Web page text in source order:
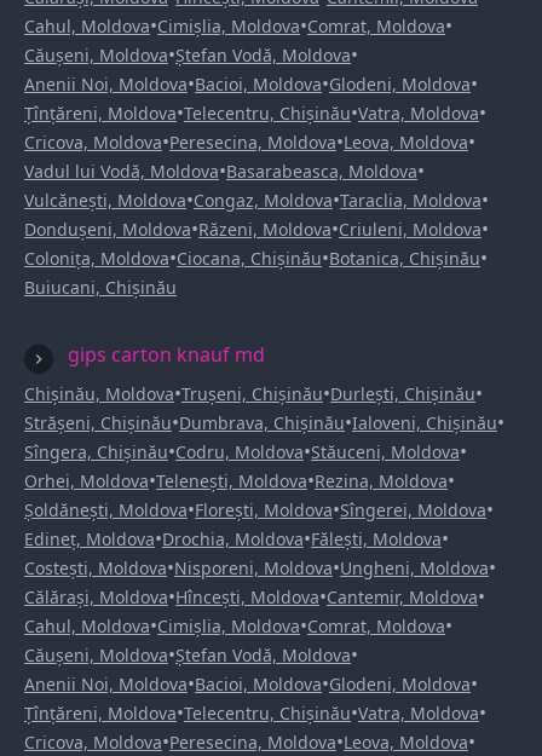
Cahul, Moldova•Cimișlia, Moldova•Comrat, Moldova•
Căușeni, Moldova•Ștefan Vodă, Moldova•
Anenii Noi, Moldova•Bacioi, Moldova•Glodeni, Moldova•
Țînțăreni, Moldova•Telecentru, Chișinău•Vatra, Moldova•
Cricova, Moldova•Peresecina, Moldova•Leova, Moldova•
Vadul lui Vodă, Moldova•Basarabeasca, Moldova•
Vulcănești, Moldova•Congaz, Moldova•Taraclia, Moldova•
Dondușeni, Moldova•Răzeni, Moldova•Criuleni, Moldova•
Colonița, Moldova•Ciocana, Chișinău•Botanica, Chișinău•
Buiucani, Chișinău
gips carton knauf md
Chișinău, Moldova•Trușeni, Chișinău•Durlești, Chișinău•
Strășeni, Chișinău•Dumbrava, Chișinău•Ialoveni, Chișinău•
Sîngera, Chișinău•Codru, Moldova•Stăuceni, Moldova•
Orhei, Moldova•Telenești, Moldova•Rezina, Moldova•
Șoldănești, Moldova•Florești, Moldova•Sîngerei, Moldova•
Edineț, Moldova•Drochia, Moldova•Fălești, Moldova•
Costești, Moldova•Nisporeni, Moldova•Ungheni, Moldova•
Călărași, Moldova•Hîncești, Moldova•Cantemir, Moldova•
Cahul, Moldova•Cimișlia, Moldova•Comrat, Moldova•
Căușeni, Moldova•Ștefan Vodă, Moldova•
Anenii Noi, Moldova•Bacioi, Moldova•Glodeni, Moldova•
Țînțăreni, Moldova•Telecentru, Chișinău•Vatra, Moldova•
Cricova, Moldova•Peresecina, Moldova•Leova, Moldova•